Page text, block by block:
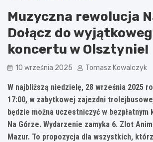
Muzyczna rewolucja
Dołącz do
koncertu w Olsztynie!
10 września 2025 Tomasz Kowalczyk
W najbliższą niedzielę, 28 września 2025
17:00, w zabytkowej zajezdni
będzie można uczestniczyć w bezpłatnym
Na Górze. Wydarzenie zamyka 6. Zlot
Mazur. To propozycja dla wszystkich,